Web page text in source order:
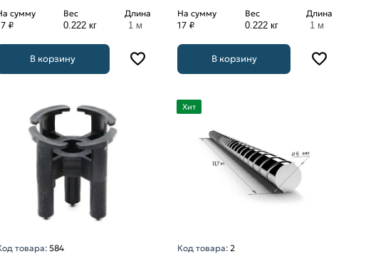
сумму
₽
Вес
0.222 кг
Длина
1 м
В корзину
На сумму
17 ₽
Вес
0.222 кг
Длина
1 м
В корзину
товара: 584
Хит
Код товара:2